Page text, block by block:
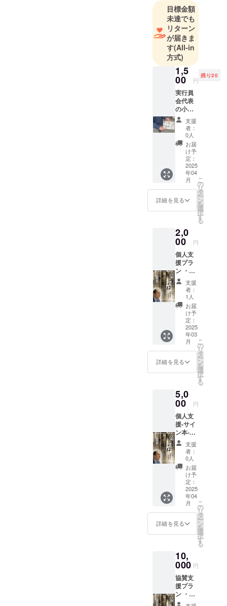
できる時全
力で何かを
してます。
「あなたの
いきるを楽
に楽しく思
うがまま
仙台何でも
屋さんのあ
んさんです
目標金額
未達でも
リターン
が届きま
す(All-in
方式)
1,5
00 円
残り20
実行員
会代表
の小野
寺竜人
応援プ
ラン 私
がディ
レク
ション
と挿絵
の写真
を手掛
けた詩
集『素
敵を探
そう』
アル番
号付き
サイン
入りの
手作り
製本
バー
ジョン
をお送
りしま
す。 一
つ一つ
手作り
してい
るので
この世
に一冊
作り製
本の都
合上20
冊限定
での提
供にな
りま
す。
詩、写
真、作
曲、製
本、デ
ザイン
まで全
て当事
者の手
で作ら
の詩を
元にし
た楽曲
もあ
り、定
期的に
支援
者：
0人
お届
け予
定：
2025
年04
月
詳細を見る
こ
の
リ
タ
ー
ン
を
選
択
す
る
2,0
00 円
個人支
援プラ
ン ・40
年の長
期入院
当事者
伊藤時
男さん
執筆の
「かご
の鳥：
奪われ
た40年
の人生
を懸け
た精神
家賠償
請求訴
訟」を
１冊お
送りい
たしま
す。 ・
備考欄
に記載
いただ
きたい
内容
・本
の発送
が必要
であれ
ば発送
支援
者：
1人
お届
け予
定：
2025
年03
月
詳細を見る
こ
の
リ
タ
ー
ン
を
選
択
す
る
5,0
00 円
個人支
援-サイ
ン本-プ
ラン ・
40年の
長期入
院当事
者伊藤
時男さ
ん執筆
の「か
ごの
鳥：奪
われた
40年の
人生を
精神医
療国家
賠償請
求訴
訟」を
１冊お
送りい
支援
者：
0人
お届
け予
定：
2025
年04
月
詳細を見る
こ
の
リ
タ
ー
ン
を
選
択
す
る
10,
000 円
協賛支
援プラ
ン ・当
日会場